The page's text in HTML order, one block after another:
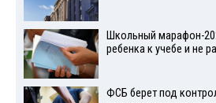
Школьный марафон-
ребенка к учебе и не
ФСБ берет под